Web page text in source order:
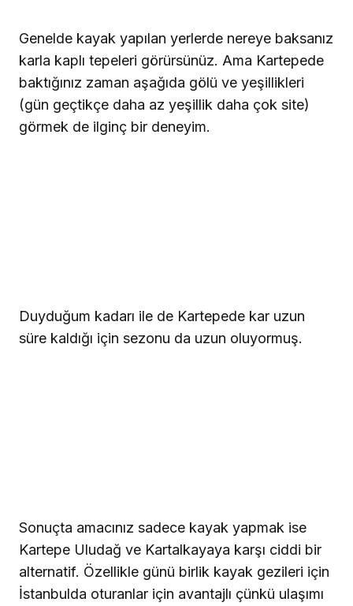
Genelde kayak yapılan yerlerde nereye baksanız
karla kaplı tepeleri görürsünüz. Ama Kartepede
baktığınız zaman aşağıda gölü ve yeşillikleri
(gün geçtikçe daha az yeşillik daha çok site)
görmek de ilginç bir deneyim.
Duyduğum kadarı ile de Kartepede kar uzun
süre kaldığı için sezonu da uzun oluyormuş.
Sonuçta amacınız sadece kayak yapmak ise
Kartepe Uludağ ve Kartalkayaya karşı ciddi bir
alternatif. Özellikle günü birlik kayak gezileri için
İstanbulda oturanlar için avantajlı çünkü ulaşımı